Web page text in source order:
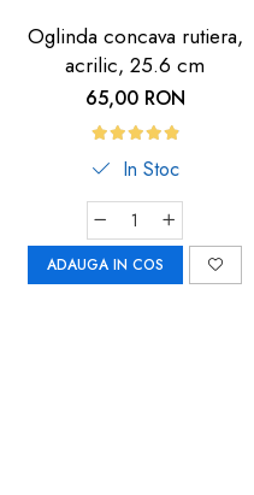
Oglinda concava rutiera,
acrilic, 25.6 cm
65,00 RON
In Stoc
ADAUGA IN COS